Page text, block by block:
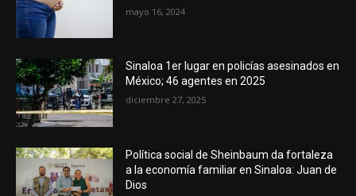
mayo 16, 2024
Sinaloa 1er lugar en policías asesinados en
México; 46 agentes en 2025
diciembre 27, 2025
Política social de Sheinbaum da fortaleza
a la economía familiar en Sinaloa: Juan de
Dios